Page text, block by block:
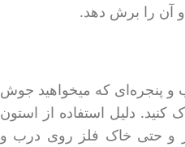
آن را برش دهد.
پنجره‌ای که میخواهید جوش
کنید. دلیل استفاده از استون
و حتی خاک فلز روی درب و